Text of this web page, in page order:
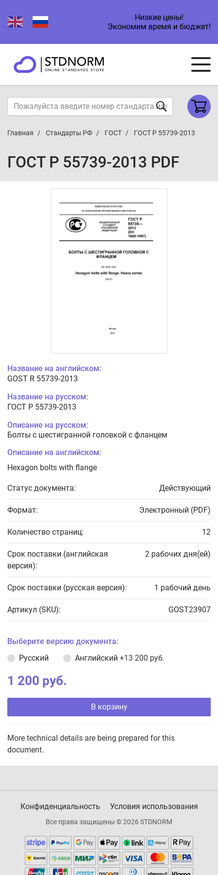
Низкие цены!
Экономим время и бюджет!
Главная Стандарты РФ ГОСТ ГОСТ Р 55739-2013
ГОСТ Р 55739-2013 PDF
Название на английском:
GOST R 55739-2013
Название на русском:
ГОСТ Р 55739-2013
Описание на русском:
Болты с шестигранной головкой с фланцем
Описание на английском:
Hexagon bolts with flange
Статус документа: Действующий
Формат: Электронный (PDF)
Количество страниц: 12
Срок поставки (английская
версия):
2 рабочих дня(ей)
Срок поставки (русская версия): 1 рабочий день
Артикул (SKU): GOST23907
Выберите версию документа:
Русский
Английский +13 200 руб.
1 200 руб.
В корзину
More technical details are being prepared for this
document.
Конфиденциальность Условия использования
Все права защищены © 2026 STDNORM